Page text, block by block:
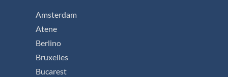
Amsterdam
Atene
Berlino
Bruxelles
Bucarest